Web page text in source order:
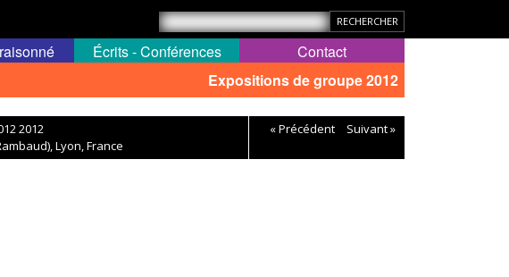
Expositions de groupe 2012
Écrits - Conférences Contact
2012
Lyon, France
« Précédent Suivant »